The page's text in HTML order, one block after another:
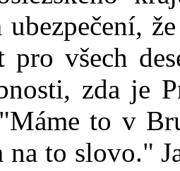
ubezpečení,
pro všech
zda je
to v
na to slovo."